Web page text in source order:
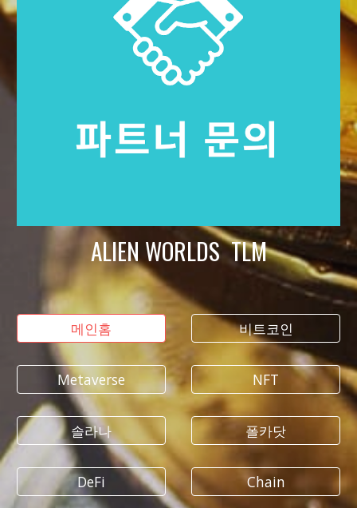
ALIEN WORLDS TLM
메인홈
Metaverse
솔라나
DeFi
비트코인
NFT
폴카닷
Chain